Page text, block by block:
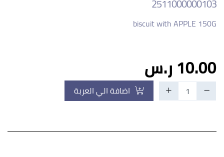
2511000000103
biscuit with APPLE 150G
10.00 ر.س
اضافة الي العربة